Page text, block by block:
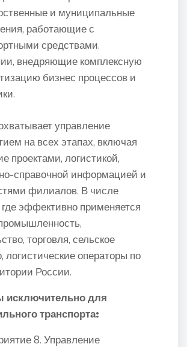
и муниципальные
работающие с
средствами.
внедряющие комплексную
бизнес процессов и
управление
на всех этапах, включая
проектами, логистикой,
справочной информацией и
филиалов. В числе
эффективно применяется
торговля, сельское
логистические операторы по
России.
исключительно для
транспорта:
8. Управление